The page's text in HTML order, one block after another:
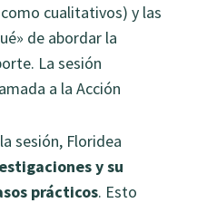
cualitativos) y las
de abordar la
La sesión
a la Acción
sesión, Floridea
y su
prácticos. Esto